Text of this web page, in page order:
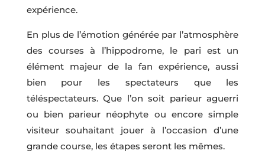
expérience.
En plus de l’émotion générée par l’atmosphère
des courses à l’hippodrome, le pari est un
élément majeur de la fan expérience, aussi
bien pour les spectateurs que les
téléspectateurs. Que l’on soit parieur aguerri
ou bien parieur néophyte ou encore simple
visiteur souhaitant jouer à l’occasion d’une
grande course, les étapes seront les mêmes.